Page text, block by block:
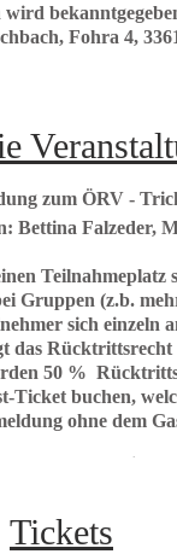
Fohra 4,
zum ÖRV -
Bettina Falzeder,
Teilnahmeplatz
Gruppen (z.b.
sich einzeln
das
50 %
Ticket buchen,
ohne dem
oder
bitten wir die
Tickets